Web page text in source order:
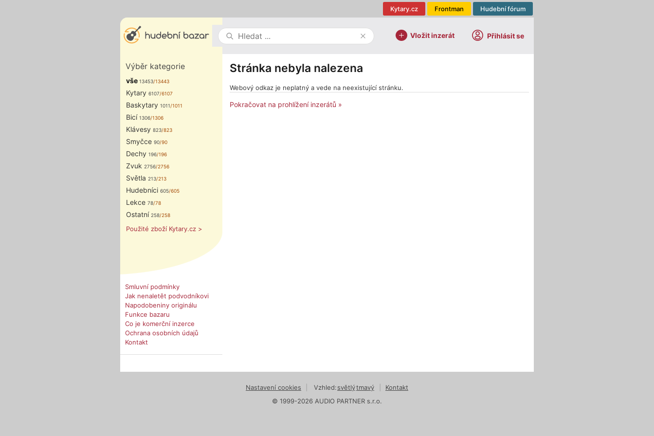
Hudební fórum
Frontman
Kytary.cz
Vložit inzerát Přihlásit se
Výběr kategorie
vše 13453/13443
Kytary 6107/6107
Baskytary 1011/1011
Bicí 1306/1306
Klávesy 823/823
Smyčce 90/90
Dechy 196/196
Zvuk 2756/2756
Světla 213/213
Hudebníci 605/605
Lekce 78/78
Ostatní 258/258
Použité zboží Kytary.cz >
Smluvní podmínky
Jak nenaletět podvodníkovi
Napodobeniny originálu
Funkce bazaru
Co je komerční inzerce
Ochrana osobních údajů
Kontakt
Stránka nebyla nalezena
Webový odkaz je neplatný a vede na neexistující stránku.
Pokračovat na prohlížení inzerátů »
Nastavení cookies Vzhled:světlýtmavý
Kontakt
© 1999-2026 AUDIO PARTNER s.r.o.